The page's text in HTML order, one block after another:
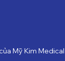
Mỹ Kim Medical